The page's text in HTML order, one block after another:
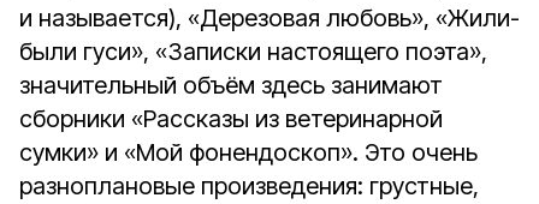
и называется), «Дерезовая любовь», «Жили-
были гуси», «Записки настоящего поэта»,
значительный объём здесь занимают
сборники «Рассказы из ветеринарной
сумки» и «Мой фонендоскоп». Это очень
разноплановые произведения: грустные,